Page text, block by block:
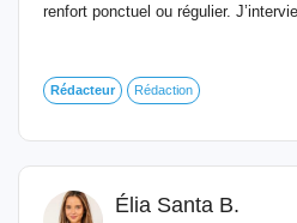
renfort ponctuel ou régulier.
Rédacteur Rédaction
Élia Santa B.